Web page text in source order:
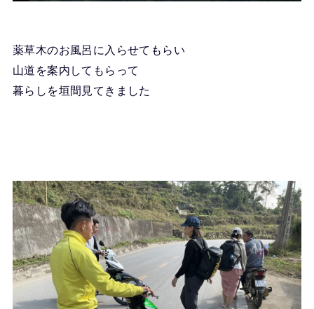
薬草木のお風呂に入らせてもらい
山道を案内してもらって
暮らしを垣間見てきました